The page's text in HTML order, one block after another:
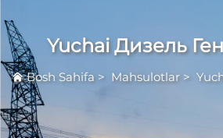
Yuchai Дизель
Bosh Sahifa> Mahsulotlar >